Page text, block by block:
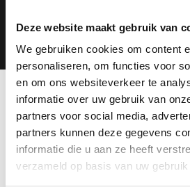
Deze website maakt gebruik van
We gebruiken cookies om content
personaliseren, om functies voor
en om ons websiteverkeer te
informatie over uw gebruik van
partners voor social media,
partners kunnen deze gegevens
informatie die u aan ze heeft
verzameld op basis van uw
Bekijkhier de